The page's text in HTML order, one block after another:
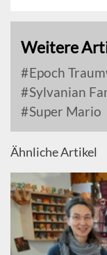
Weitere
Epoch
Sylvanian
Super Mario
Ähnliche Artikel